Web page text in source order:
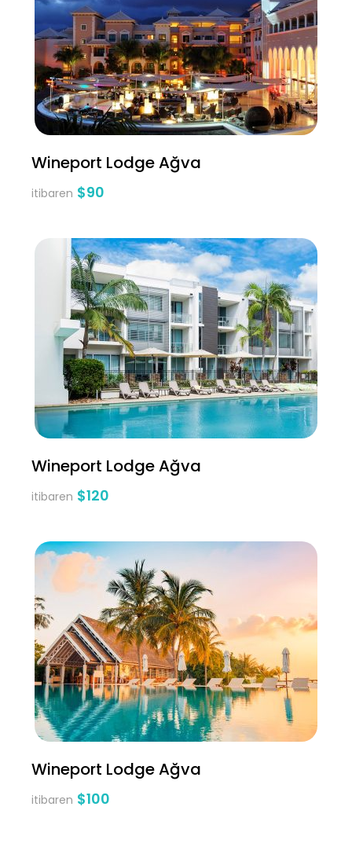
Wineport Lodge Ağva
itibaren $90
Wineport Lodge Ağva
itibaren $120
Wineport Lodge Ağva
itibaren $100